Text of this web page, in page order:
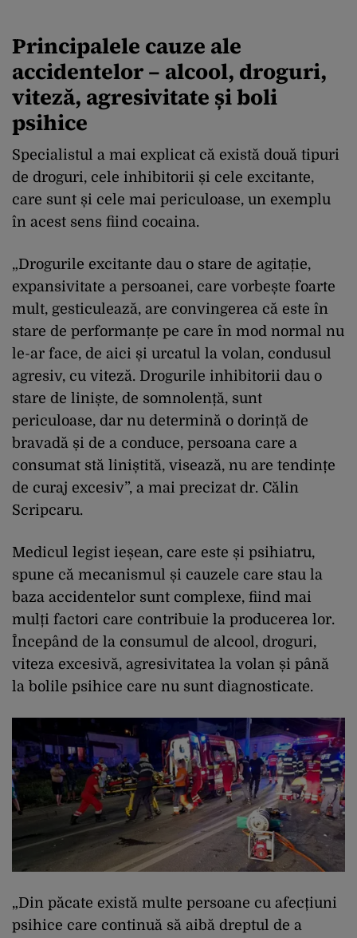
Principalele cauze ale
accidentelor – alcool, droguri,
viteză, agresivitate și boli
psihice
Specialistul a mai explicat că există două tipuri
de droguri, cele inhibitorii și cele excitante,
care sunt și cele mai periculoase, un exemplu
în acest sens fiind cocaina.
„Drogurile excitante dau o stare de agitație,
expansivitate a persoanei, care vorbește foarte
mult, gesticulează, are convingerea că este în
stare de performanțe pe care în mod normal nu
le-ar face, de aici și urcatul la volan, condusul
agresiv, cu viteză. Drogurile inhibitorii dau o
stare de liniște, de somnolență, sunt
periculoase, dar nu determină o dorință de
bravadă și de a conduce, persoana care a
consumat stă liniștită, visează, nu are tendințe
de curaj excesiv”, a mai precizat dr. Călin
Scripcaru.
Medicul legist ieșean, care este și psihiatru,
spune că mecanismul și cauzele care stau la
baza accidentelor sunt complexe, fiind mai
mulți factori care contribuie la producerea lor.
Începând de la consumul de alcool, droguri,
viteza excesivă, agresivitatea la volan și până
la bolile psihice care nu sunt diagnosticate.
„Din păcate există multe persoane cu afecțiuni
psihice care continuă să aibă dreptul de a